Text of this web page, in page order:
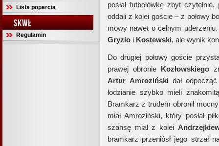
Lista poparcia
SKWŁ
Regulamin
posłał futbolówkę zbyt
oddali z kolei goście – z połowy
mowy nawet o celnym
Gryzio i Kostewski, ale wynik
Do drugiej połowy goście
prawej obronie Kozłowskiego
Artur Amroziński dał
łodzianie szybko mieli
Bramkarz z trudem obronił
miał Amroziński, który posłał
szansę miał z kolei
bramkarz przeniósł jego strzał